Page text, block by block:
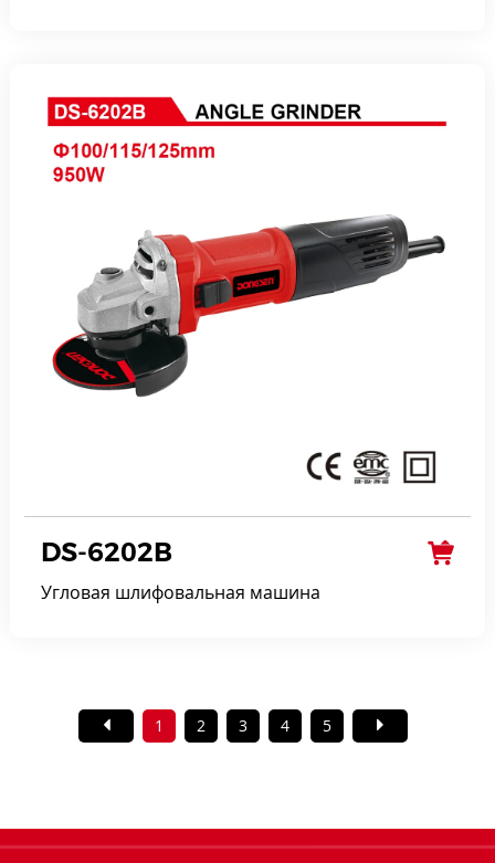
DS-6202B
Угловая шлифовальная машина
1 2 3 4 5